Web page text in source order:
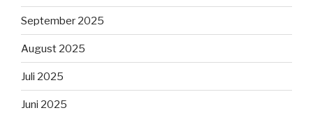
September 2025
August 2025
Juli 2025
Juni 2025